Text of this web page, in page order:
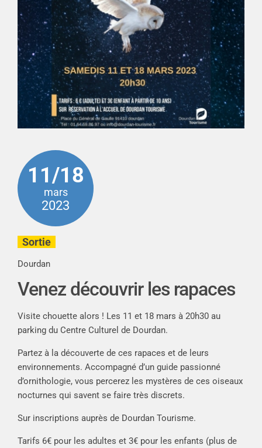
11/18
mars
2023
Sortie
Dourdan
Venez découvrir les rapaces
Visite chouette alors ! Les 11 et 18 mars à 20h30 au
parking du Centre Culturel de Dourdan.
Partez à la découverte de ces rapaces et de leurs
environnements. Accompagné d’un guide passionné
d’ornithologie, vous percerez les mystères de ces oiseaux
nocturnes qui savent se faire très discrets.
Sur inscriptions auprès de Dourdan Tourisme.
Tarifs 6€ pour les adultes et 3€ pour les enfants (plus de